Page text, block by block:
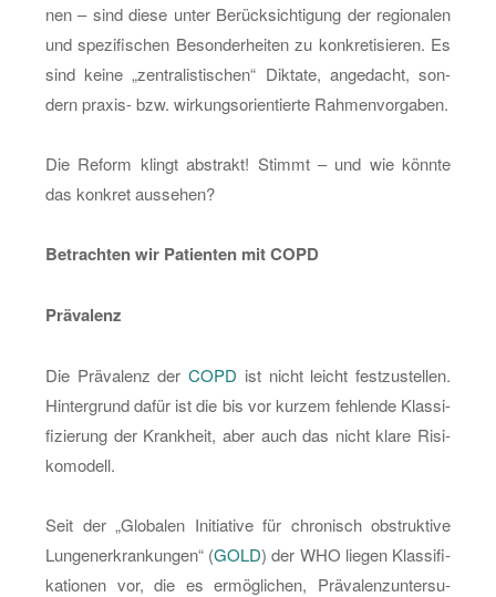
nen – sind diese unter Be­rück­sich­ti­gung der re­gio­na­len
und spe­zi­fi­schen Be­son­der­hei­ten zu kon­kre­ti­sie­ren. Es
sind keine „zen­tra­lis­ti­schen“ Dik­ta­te, an­ge­dacht, son­
dern pra­xis- bzw. wir­kungs­ori­en­tier­te Rah­men­vor­ga­ben.
Die Re­form klingt abs­trakt! Stimmt – und wie könn­te
das kon­kret aus­se­hen?
Be­trach­ten wir Pa­ti­en­ten mit COPD
Prä­va­lenz
Die Prä­va­lenz derCOPD ist nicht leicht fest­zu­stel­len.
Hin­ter­grund dafür ist die bis vor kur­zem feh­len­de Klas­si­
fi­zie­rung der Krank­heit, aber auch das nicht klare Ri­si­
ko­mo­dell.
Seit der „Glo­ba­len In­itia­ti­ve für chro­nisch ob­struk­ti­ve
Lun­gen­er­kran­kun­gen“ (GOLD) der WHO lie­gen Klas­si­fi­
ka­tio­nen vor, die es er­mög­li­chen, Prä­va­lenz­un­ter­su­